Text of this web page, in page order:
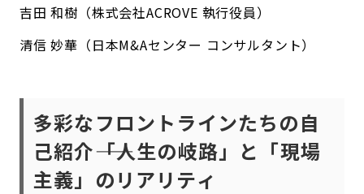
吉田 和樹（株式会社ACROVE 執行役員）
清信 妙華（日本M&Aセンター コンサルタント）
多彩なフロントラインたちの自
己紹介――「人生の岐路」と「現場
主義」のリアリティ